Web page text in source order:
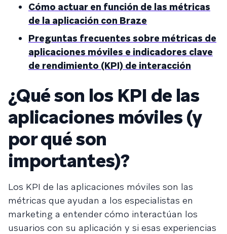
Cómo actuar en función de las métricas
de la aplicación con Braze
Preguntas frecuentes sobre métricas de
aplicaciones móviles e indicadores clave
de rendimiento (KPI) de interacción
¿Qué son los KPI de las
aplicaciones móviles (y
por qué son
importantes)?
Los KPI de las aplicaciones móviles son las
métricas que ayudan a los especialistas en
marketing a entender cómo interactúan los
usuarios con su aplicación y si esas experiencias